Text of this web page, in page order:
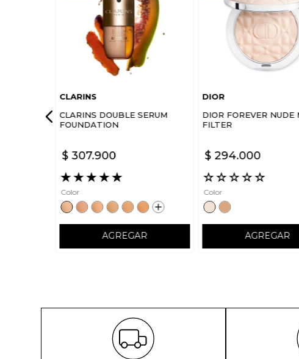
CLARINS
CLARINS DOUBLE SERUM
FOUNDATION
$ 307.900
★★★★★
Color
AGREGAR
DIOR
DIOR FOREVER NUDE
FILTER
$ 294.000
☆☆☆☆☆
Color
AGREGAR